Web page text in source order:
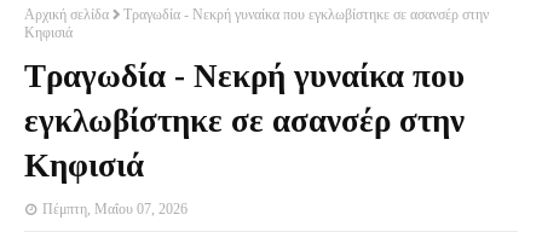
Αρχική σελίδα
Τραγωδία - Νεκρή γυναίκα που εγκλωβίστηκε σε ασανσέρ στην
Κηφισιά
Τραγωδία - Νεκρή γυναίκα που
εγκλωβίστηκε σε ασανσέρ στην
Κηφισιά
Πέμπτη, Μαΐου 07, 2026